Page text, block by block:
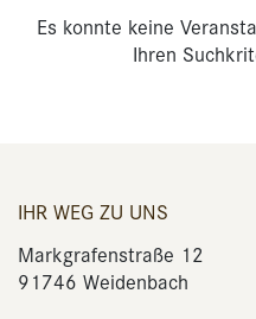
Es konnte keine
Ihren
IHR WEG ZU UNS
Markgrafenstraße 12
91746 Weidenbach